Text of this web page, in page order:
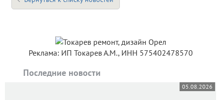
Реклама: ИП Токарев А.М., ИНН 575402478570
Последние новости
05.08.2026